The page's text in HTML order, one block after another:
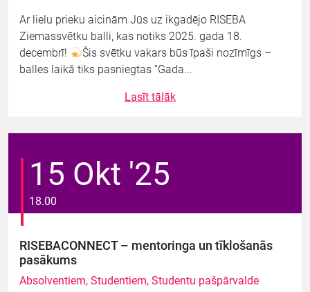
Ar lielu prieku aicinām Jūs uz ikgadējo RISEBA
Ziemassvētku balli, kas notiks 2025. gada 18.
decembrī!
Šis svētku vakars būs īpaši nozīmīgs –
balles laikā tiks pasniegtas “Gada...
Lasīt tālāk
15 Okt '25
18.00
RISEBACONNECT – mentoringa un tīklošanās
pasākums
Absolventiem, Studentiem, Studentu pašpārvalde